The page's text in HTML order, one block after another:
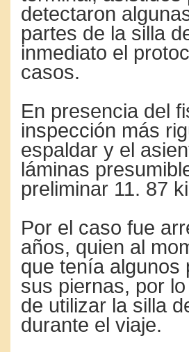
detectaron
partes de la silla
inmediato el
casos.
En presencia del
inspección más
espaldar y el
láminas
preliminar 11. 87
Por el caso fue
años, quien al
que tenía algunos
sus piernas, por
de utilizar la silla
durante el viaje.